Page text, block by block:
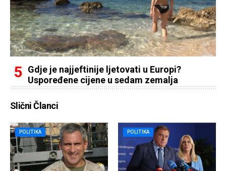
Gdje je najjeftinije ljetovati u Europi?
Uspoređene cijene u sedam zemalja
Slični Članci
POLITIKA POLITIKA